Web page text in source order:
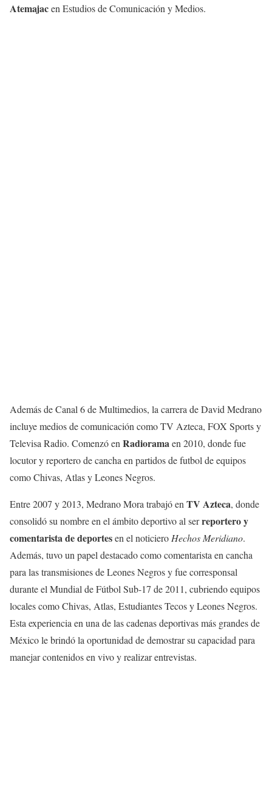
Atemajacen Estudios de Comunicación y Medios.
Además de Canal 6 de Multimedios, la carrera de David Medrano
incluye medios de comunicación como TV Azteca, FOX Sports y
Televisa Radio. Comenzó en Radioramaen 2010, donde fue
locutor y reportero de cancha en partidos de futbol de equipos
como Chivas, Atlas y Leones Negros.
Entre 2007 y 2013, Medrano Mora trabajó en TV Azteca, donde
consolidó su nombre en el ámbito deportivo al serreportero y
comentarista de deportesen el noticiero Hechos Meridiano.
Además, tuvo un papel destacado como comentarista en cancha
para las transmisiones de Leones Negros y fue corresponsal
durante el Mundial de Fútbol Sub-17 de 2011, cubriendo equipos
locales como Chivas, Atlas, Estudiantes Tecos y Leones Negros.
Esta experiencia en una de las cadenas deportivas más grandes de
México le brindó la oportunidad de demostrar su capacidad para
manejar contenidos en vivo y realizar entrevistas.